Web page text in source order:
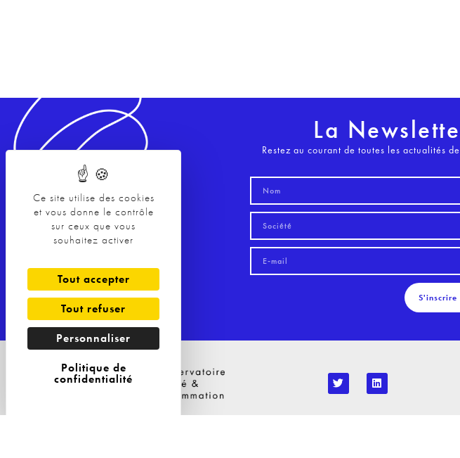
Ce site utilise des cookies
et vous donne le contrôle
sur ceux que vous
souhaitez activer
Tout accepter
Tout refuser
Personnaliser
Politique de
confidentialité
La
Restez au courant de toutes les actualités